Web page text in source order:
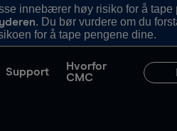
innebærer høy risiko for å
. Du bør vurdere om du
for å tape pengene dine.
Support
Hvorfor
CMC